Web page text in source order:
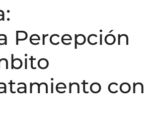
Percepción
con